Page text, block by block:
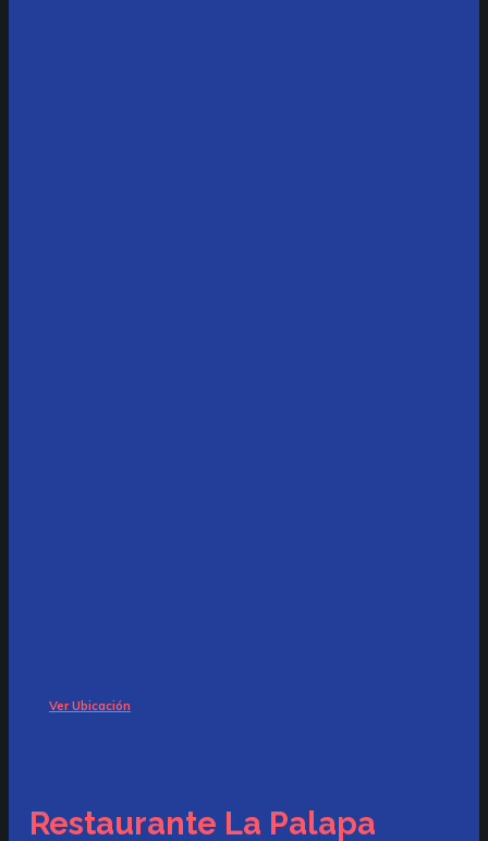
Ver Ubicación
Restaurante La Palapa